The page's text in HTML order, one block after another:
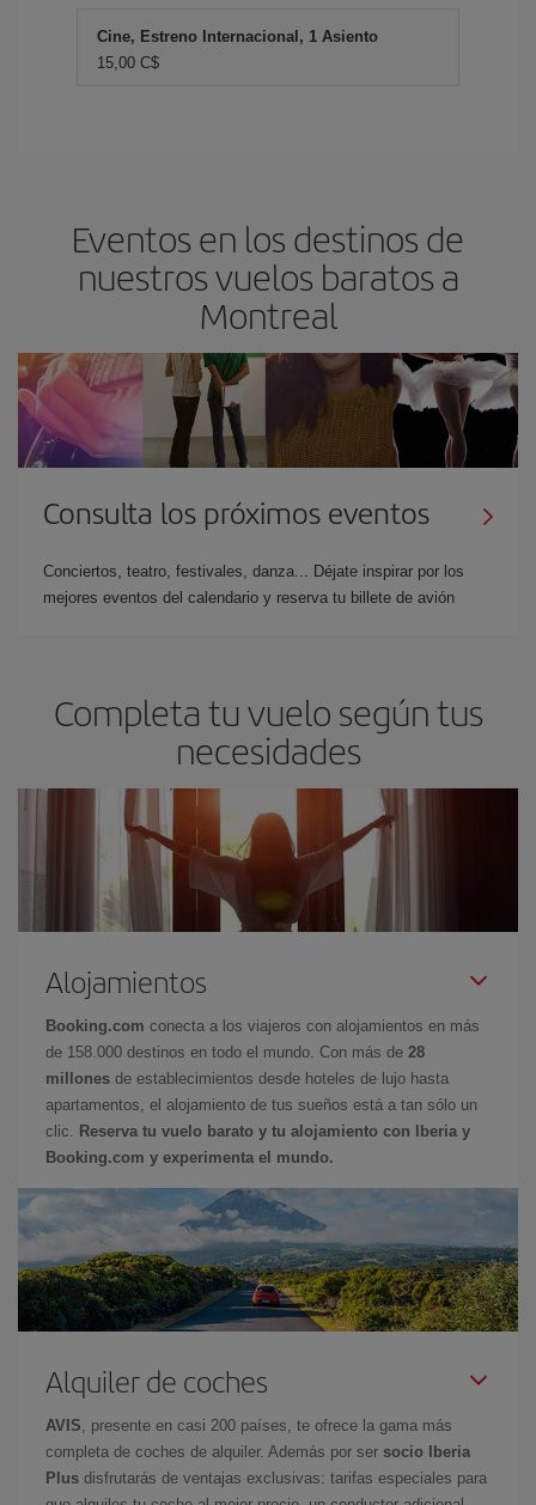
Cine, Estreno Internacional, 1 Asiento
15,00 C$
Eventos en los destinos de
nuestros vuelos baratos a
Montreal
Consulta los próximos eventos
Conciertos, teatro, festivales, danza... Déjate inspirar por los
mejores eventos del calendario y reserva tu billete de avión
Completa tu vuelo según tus
necesidades
Alojamientos
Booking.com conecta a los viajeros con alojamientos en más
de 158.000 destinos en todo el mundo. Con más de 28
millones de establecimientos desde hoteles de lujo hasta
apartamentos, el alojamiento de tus sueños está a tan sólo un
clic.
Reserva tu vuelo barato y tu alojamiento con Iberia y
Booking.com y experimenta el mundo.
Alquiler de coches
AVIS , presente en casi 200 países, te ofrece la gama más
completa de coches de alquiler. Además por ser socio Iberia
Plus disfrutarás de ventajas exclusivas: tarifas especiales para